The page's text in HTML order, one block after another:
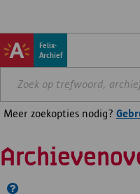
Felix-
Archief
Meer zoekopties nodig?